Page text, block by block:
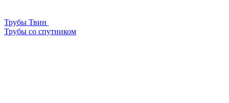
Трубы Твин
Трубы со спутником